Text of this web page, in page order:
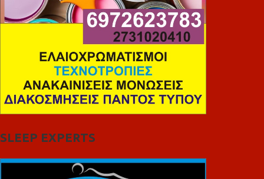
SLEEP EXPERTS